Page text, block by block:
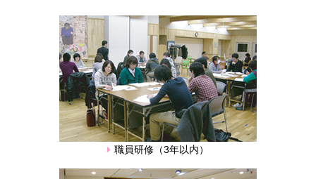
広報誌きずなの郷
商品紹介・ご注文
社会貢献
研修・教育
職員研修（3年以内）